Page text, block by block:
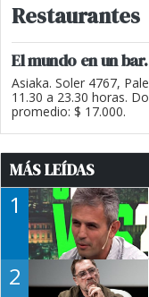
Restaurantes
El mundo en un bar.
Asiaka. Soler 4767,
11.30 a 23.30 horas.
promedio: $ 17.000.
MÁS LEÍDAS
1
2